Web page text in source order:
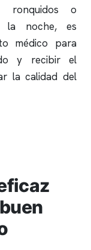
ronquidos o
la noche, es
médico para
y recibir el
la calidad del